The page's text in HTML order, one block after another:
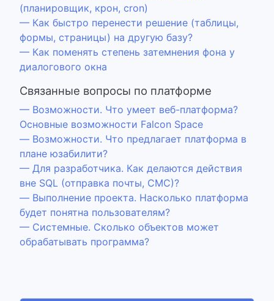
(планировщик, крон, cron)
— Как быстро перенести решение (таблицы,
формы, страницы) на другую базу?
— Как поменять степень затемнения фона у
диалогового окна
Связанные вопросы по платформе
— Возможности. Что умеет веб-платформа?
Основные возможности Falcon Space
— Возможности. Что предлагает платформа в
плане юзабилити?
— Для разработчика. Как делаются действия
вне SQL (отправка почты, СМС)?
— Выполнение проекта. Насколько платформа
будет понятна пользователям?
— Системные. Сколько объектов может
обрабатывать программа?